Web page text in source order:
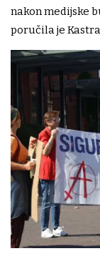
nakon medijske
poručila je